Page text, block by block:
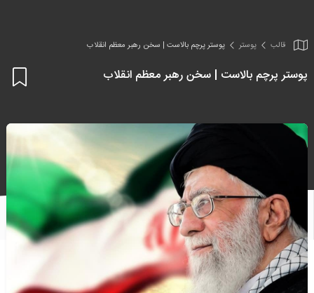
قالب پوستر پوستر پرچم بالاست | سخن رهبر معظم انقلاب
پوستر پرچم بالاست | سخن رهبر معظم انقلاب